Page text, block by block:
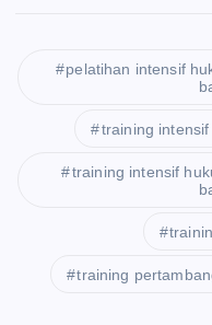
pelatihan intensif
training
training intensif
training